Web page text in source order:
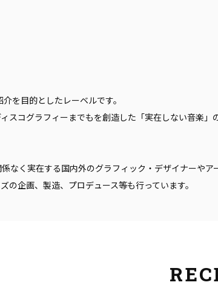
を目的としたレーベルです。
スコグラフィーまでもを創造した「実在しない音楽」
なく実在する国内外のグラフィック・デザイナーやア
の企画、製造、プロデュース等も行っています。